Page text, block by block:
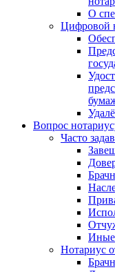
О
Цифровой
Вопрос
Часто
Иные
Нотариус